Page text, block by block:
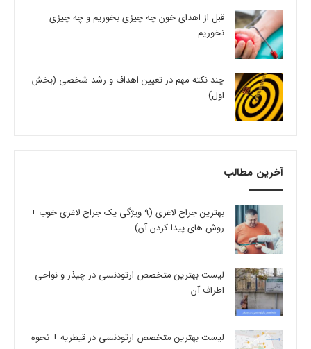
قبل از اهدای خون چه چیزی بخوریم و چه چیزی
نخوریم
چند نکته مهم در تعیین اهداف و رشد شخصی (بخش
اول)
آخرین مطالب
بهترین جراح لاغری (9 ویژگی یک جراح لاغری خوب +
روش های پیدا کردن آن)
لیست بهترین متخصص ارتودنسی در چیذر و نواحی
اطراف آن
لیست بهترین متخصص ارتودنسی در قیطریه + نحوه